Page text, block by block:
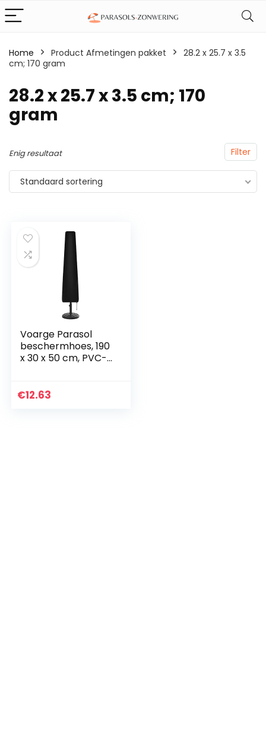
Home Product Afmetingen pakket
‎28.2 x 25.7 x 3.5
cm; 170 gram
‎28.2 x 25.7 x 3.5 cm; 170
gram
Filter
Enig resultaat
Standaard sortering
Voarge Parasol
beschermhoes, 190
x 30 x 50 cm, PVC-
afdekking voor
€12.63